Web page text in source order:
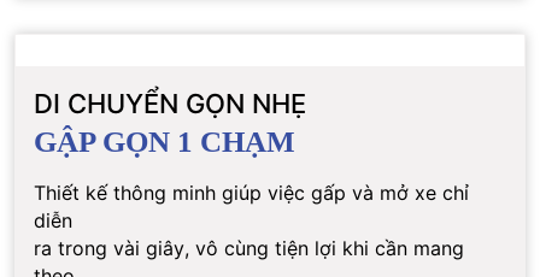
DI CHUYỂN GỌN NHẸ
GẬP GỌN 1 CHẠM
Thiết kế thông minh giúp việc gấp và mở xe chỉ
diễn
ra trong vài giây, vô cùng tiện lợi khi cần mang